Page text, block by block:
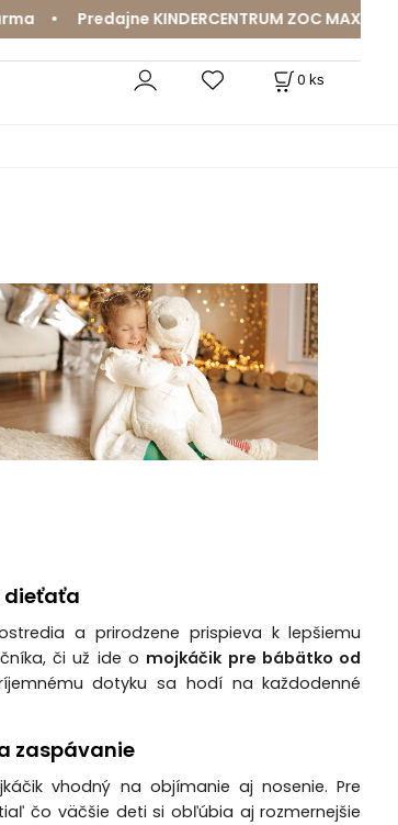
KINDERCENTRUM ZOC MAX a
0 ks
dieťaťa
a prirodzene prispieva k lepšiemu
či už ide o mojkáčik pre bábätko od
dotyku sa hodí na každodenné
zaspávanie
vhodný na objímanie aj nosenie. Pre
čo väčšie deti si obľúbia aj rozmernejšie